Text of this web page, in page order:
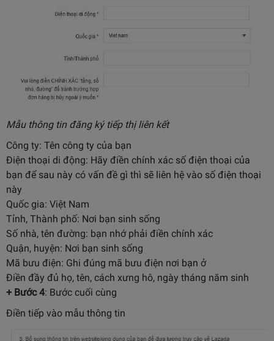
Mẫu thông tin đăng ký tiếp thị liên kết
Công ty: Tên công ty của bạn
Điện thoại di động: Hãy điền chính xác số điện thoại của
bạn để sau này có vấn đề gì thì sẽ liên hệ vào số điện thoại
này
Quốc gia: Việt Nam
Tỉnh, Thành phố: Nơi bạn sinh sống
Số nhà, tên đường: bạn nhớ phải điền chính xác
Quận, huyện: Nơi bạn sinh sống
Mã bưu điện: Ghi đúng mã bưu điện nơi bạn ở
Điền đầy đủ họ, tên, cách xưng hô, ngày tháng năm sinh
+ Bước 4: Bước cuối cùng
Điền tiếp vào mẫu thông tin